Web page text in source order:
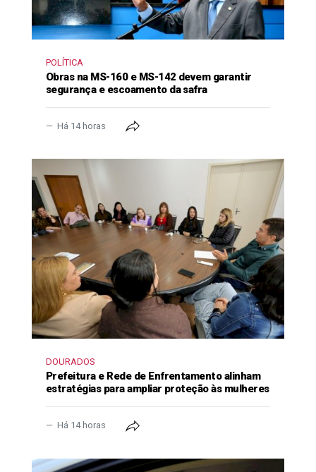
POLÍTICA
Obras na MS-160 e MS-142 devem garantir
segurança e escoamento da safra
Há 14 horas
DOURADOS
Prefeitura e Rede de Enfrentamento alinham
estratégias para ampliar proteção às mulheres
Há 14 horas